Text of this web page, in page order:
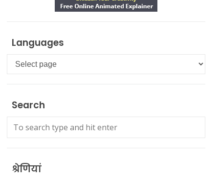
Languages
Languages
Search
श्रेणियां